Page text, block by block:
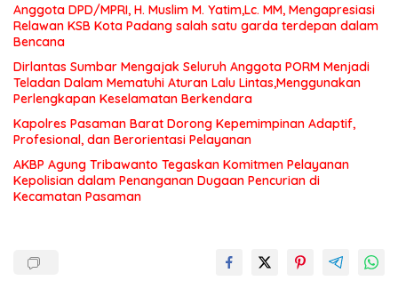
Anggota DPD/MPRI, H. Muslim M. Yatim,Lc. MM, Mengapresiasi
Relawan KSB Kota Padang salah satu garda terdepan dalam
Bencana
Dirlantas Sumbar Mengajak Seluruh Anggota PORM Menjadi
Teladan Dalam Mematuhi Aturan Lalu Lintas,Menggunakan
Perlengkapan Keselamatan Berkendara
Kapolres Pasaman Barat Dorong Kepemimpinan Adaptif,
Profesional, dan Berorientasi Pelayanan
AKBP Agung Tribawanto Tegaskan Komitmen Pelayanan
Kepolisian dalam Penanganan Dugaan Pencurian di
Kecamatan Pasaman